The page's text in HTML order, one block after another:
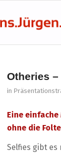
Otheries
in
Eine
ohne die
Selfies gibt